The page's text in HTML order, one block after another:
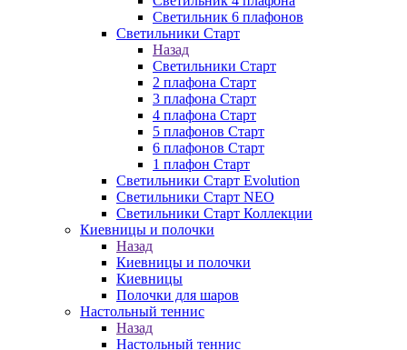
Светильник 6 плафонов
Светильники Старт
Назад
Светильники Старт
2 плафона Старт
3 плафона Старт
4 плафона Старт
5 плафонов Старт
6 плафонов Старт
1 плафон Старт
Светильники Старт Evolution
Светильники Старт NEO
Светильники Старт Коллекции
Киевницы и полочки
Назад
Киевницы и полочки
Киевницы
Полочки для шаров
Настольный теннис
Назад
Настольный теннис